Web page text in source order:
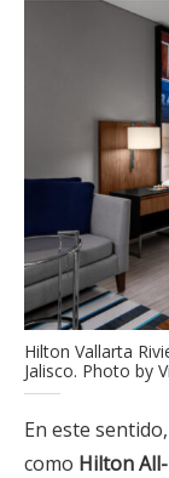
Hilton Vallarta
Jalisco. Photo by
En este
como Hilton